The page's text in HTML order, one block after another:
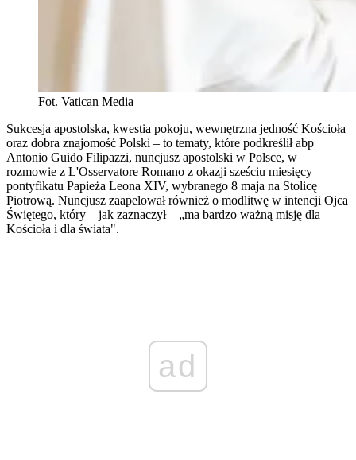
Fot. Vatican Media
Sukcesja apostolska, kwestia pokoju, wewnętrzna jedność Kościoła
oraz dobra znajomość Polski – to tematy, które podkreślił abp
Antonio Guido Filipazzi, nuncjusz apostolski w Polsce, w
rozmowie z L'Osservatore Romano z okazji sześciu miesięcy
pontyfikatu Papieża Leona XIV, wybranego 8 maja na Stolicę
Piotrową. Nuncjusz zaapelował również o modlitwę w intencji Ojca
Świętego, który – jak zaznaczył – „ma bardzo ważną misję dla
Kościoła i dla świata".
ad